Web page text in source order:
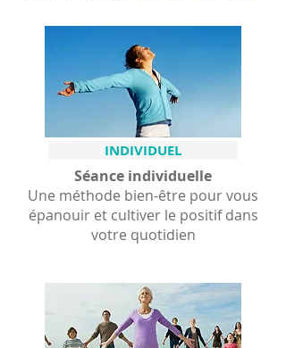
INDIVIDUEL
Séance individuelle
Une méthode bien-être pour vous
épanouir et cultiver le positif dans
votre quotidien